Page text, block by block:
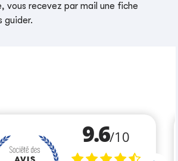
vous recevez par mail une fiche
guider.